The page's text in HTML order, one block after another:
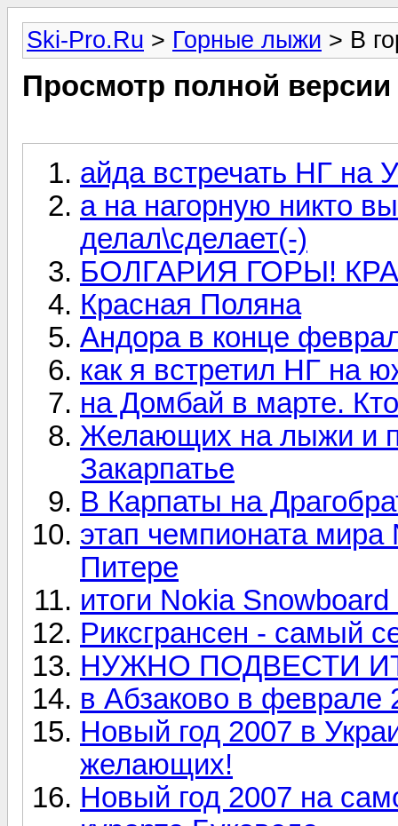
Ski-Pro.Ru > Горные лыжи > В
Просмотр полной
айда встречать НГ на
а на нагорную никто
делал\сделает(-)
БОЛГАРИЯ ГОРЫ!
Красная Поляна
Андора в конце
как я встретил НГ на
на Домбай в марте.
Желающих на лыжи и
Закарпатье
В Карпаты на
этап чемпионата
Питере
итоги Nokia
Риксгрансен - самый
НУЖНО ПОДВЕСТИ
в Абзаково в феврале
Новый год 2007 в
желающих!
Новый год 2007 на